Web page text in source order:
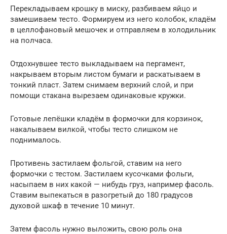
Перекладываем крошку в миску, разбиваем яйцо и
замешиваем тесто. Формируем из него колобок, кладём
в целлофановый мешочек и отправляем в холодильник
на полчаса.
Отдохнувшее тесто выкладываем на пергамент,
накрываем вторым листом бумаги и раскатываем в
тонкий пласт. Затем снимаем верхний слой, и при
помощи стакана вырезаем одинаковые кружки.
Готовые лепёшки кладём в формочки для корзинок,
накалываем вилкой, чтобы тесто слишком не
поднималось.
Противень застилаем фольгой, ставим на него
формочки с тестом. Застилаем кусочками фольги,
насыпаем в них какой — нибудь груз, например фасоль.
Ставим выпекаться в разогретый до 180 градусов
духовой шкаф в течение 10 минут.
Затем фасоль нужно выложить, свою роль она